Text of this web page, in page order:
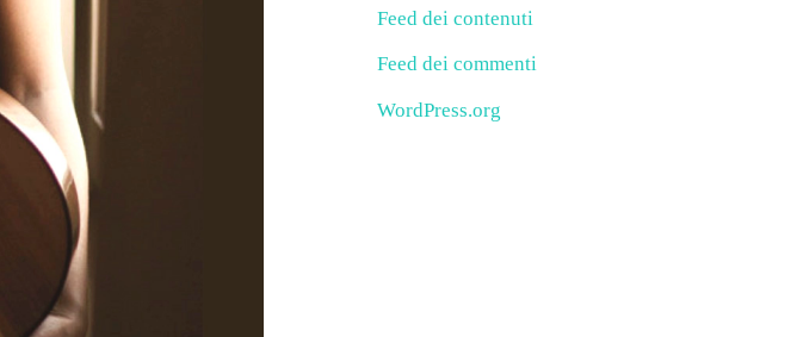
Feed dei contenuti
Feed dei commenti
WordPress.org